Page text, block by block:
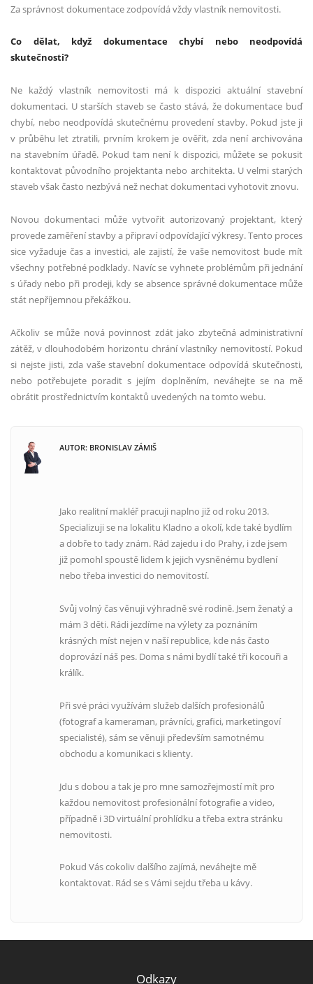
Za správnost dokumentace zodpovídá vždy vlastník nemovitosti.
Co dělat, když dokumentace chybí nebo neodpovídá
skutečnosti?
Ne každý vlastník nemovitosti má k dispozici aktuální stavební
dokumentaci. U starších staveb se často stává, že dokumentace buď
chybí, nebo neodpovídá skutečnému provedení stavby. Pokud jste ji
v průběhu let ztratili, prvním krokem je ověřit, zda není archivována
na stavebním úřadě. Pokud tam není k dispozici, můžete se pokusit
kontaktovat původního projektanta nebo architekta. U velmi starých
staveb však často nezbývá než nechat dokumentaci vyhotovit znovu.
Novou dokumentaci může vytvořit autorizovaný projektant, který
provede zaměření stavby a připraví odpovídající výkresy. Tento proces
sice vyžaduje čas a investici, ale zajistí, že vaše nemovitost bude mít
všechny potřebné podklady. Navíc se vyhnete problémům při jednání
s úřady nebo při prodeji, kdy se absence správné dokumentace může
stát nepříjemnou překážkou.
Ačkoliv se může nová povinnost zdát jako zbytečná administrativní
zátěž, v dlouhodobém horizontu chrání vlastníky nemovitostí. Pokud
si nejste jisti, zda vaše stavební dokumentace odpovídá skutečnosti,
nebo potřebujete poradit s jejím doplněním, neváhejte se na mě
obrátit prostřednictvím kontaktů uvedených na tomto webu.
AUTOR: BRONISLAV ZÁMIŠ
Jako realitní makléř pracuji naplno již od roku 2013.
Specializuji se na lokalitu Kladno a okolí, kde také bydlím
a dobře to tady znám. Rád zajedu i do Prahy, i zde jsem
již pomohl spoustě lidem k jejich vysněnému bydlení
nebo třeba investici do nemovitostí.
Svůj volný čas věnuji výhradně své rodině. Jsem ženatý a
mám 3 děti. Rádi jezdíme na výlety za poznáním
krásných míst nejen v naší republice, kde nás často
doprovází náš pes. Doma s námi bydlí také tři kocouři a
králík.
Při své práci využívám služeb dalších profesionálů
(fotograf a kameraman, právníci, grafici, marketingoví
specialisté), sám se věnuji především samotnému
obchodu a komunikaci s klienty.
Jdu s dobou a tak je pro mne samozřejmostí mít pro
každou nemovitost profesionální fotografie a video,
případně i 3D virtuální prohlídku a třeba extra stránku
nemovitosti.
Pokud Vás cokoliv dalšího zajímá, neváhejte mě
kontaktovat. Rád se s Vámi sejdu třeba u kávy.
Odkazy